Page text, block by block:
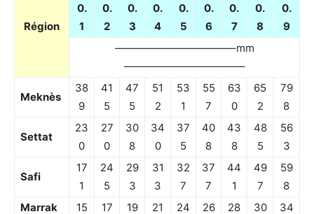
Région
0.
1
0.
2
0.
3
0.
4
0.
5
0.
6
0.
7
0.
8
0.
9
———————————–mm
———————————–
Meknès
38
9
41
5
47
5
51
2
53
1
55
7
63
0
65
2
79
8
Settat
23
0
27
0
30
8
34
0
37
5
40
8
43
8
48
5
56
3
Safi
17
1
24
5
29
3
31
3
32
7
37
7
44
1
49
7
59
8
Marrak
15
17
19
21
24
26
28
30
34